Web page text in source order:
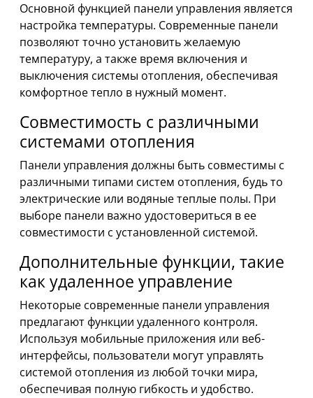
Основной функцией панели управления является
настройка температуры. Современные панели
позволяют точно установить желаемую
температуру, а также время включения и
выключения системы отопления, обеспечивая
комфортное тепло в нужный момент.
Совместимость с различными
системами отопления
Панели управления должны быть совместимы с
различными типами систем отопления, будь то
электрические или водяные теплые полы. При
выборе панели важно удостовериться в ее
совместимости с установленной системой.
Дополнительные функции, такие
как удаленное управление
Некоторые современные панели управления
предлагают функции удаленного контроля.
Используя мобильные приложения или веб-
интерфейсы, пользователи могут управлять
системой отопления из любой точки мира,
обеспечивая полную гибкость и удобство.